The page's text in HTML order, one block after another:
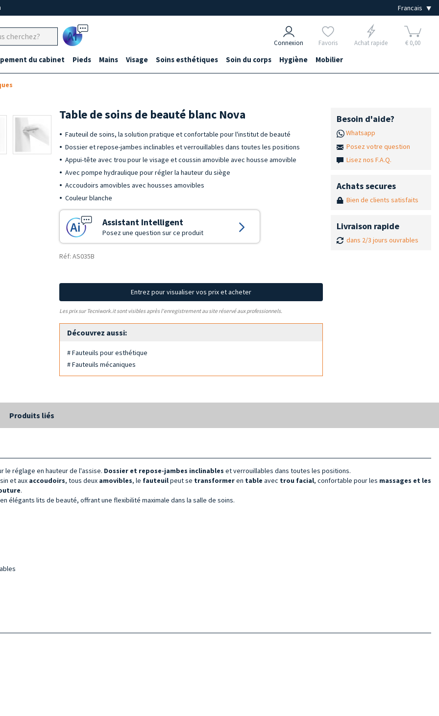
Ai Connexion Favoris Achat rapide € 0,00
du cabinet Pieds Mains Visage Soins esthétiques Soin du corps Hygiène Mobilier
Table de soins de beauté blanc Nova
Fauteuil de soins, la solution pratique et confortable pour l'institut de beauté
Dossier et repose-jambes inclinables et verrouillables dans toutes les positions
Appui-tête avec trou pour le visage et coussin amovible avec housse amovible
Avec pompe hydraulique pour régler la hauteur du siège
Accoudoirs amovibles avec housses amovibles
Couleur blanche
Assistant Intelligent
Posez une question sur ce produit
Réf: AS035B
Entrez pour visualiser vos prix et acheter
Les prix sur Tecniwork.it sont visibles après l'enregistrement au site réservé aux professionnels.
Découvrez aussi:
# Fauteuils pour esthétique
# Fauteuils mécaniques
Besoin d'aide?
Whatsapp
Posez votre question
Lisez nos F.A.Q.
Achats secures
Bien de clients satisfaits
Livraison rapide
dans 2/3 jours ouvrables
Produits liés
le réglage en hauteur de l'assise. Dossier et repose-jambes inclinables et verrouillables dans toutes les positions.
et aux accoudoirs, tous deux amovibles, le fauteuilpeut se transformeren table avec trou facial, confortable pour les massages et les
.
lits de beauté, offrant une flexibilité maximale dans la salle de soins.